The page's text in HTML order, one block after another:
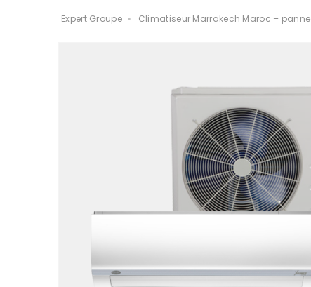
Expert Groupe » Climatiseur Marrakech Maroc –